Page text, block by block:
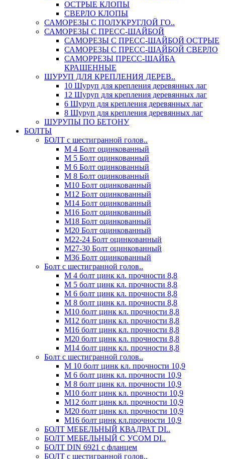
ОСТРЫЕ КЛОПЫ
СВЕРЛО КЛОПЫ
САМОРЕЗЫ С ПОЛУКРУГЛОЙ ГО..
САМОРЕЗЫ С ПРЕСС-ШАЙБОЙ
САМОРЕЗЫ С ПРЕСС-ШАЙБОЙ ОСТРЫЕ
САМОРЕЗЫ С ПРЕСС-ШАЙБОЙ СВЕРЛО
САМОРРЕЗЫ ПРЕСС-ШАЙБА
КРАШЕННЫЕ
ШУРУП ДЛЯ КРЕПЛЕНИЯ ДЕРЕВ..
10 Шуруп для крепления деревянных лаг
12 Шуруп для крепления деревянных лаг
6 Шуруп для крепления деревянных лаг
8 Шуруп для крепления деревянных лаг
ШУРУПЫ ПО БЕТОНУ
БОЛТЫ
БОЛТ с шестигранной голов..
М 4 Болт оцинкованный
М 5 Болт оцинкованный
М 6 Болт оцинкованный
М 8 Болт оцинкованный
М10 Болт оцинкованный
М12 Болт оцинкованный
М14 Болт оцинкованный
М16 Болт оцинкованный
М18 Болт оцинкованный
М20 Болт оцинкованный
М22-24 Болт оцинкованный
М27-30 Болт оцинкованный
М36 Болт оцинкованный
Болт с шестигранной голов..
М 4 болт цинк кл. прочности 8,8
М 5 болт цинк кл. прочности 8,8
М 6 болт цинк кл. прочности 8,8
М 8 болт цинк кл. прочности 8,8
М10 болт цинк кл. прочности 8,8
М12 болт цинк кл. прочности 8,8
М16 болт цинк кл. прочности 8,8
М20 болт цинк кл. прочности 8,8
М14 болт цинк кл. прочности 8,8
Болт с шестигранной голов..
М 10 болт цинк кл. прочности 10,9
М 6 болт цинк кл. прочности 10,9
М 8 болт цинк кл. прочности 10,9
М10 болт цинк кл. прочности 10,9
М12 болт цинк кл. прочности 10,9
М20 болт цинк кл. прочности 10,9
М16 болт цинк кл.прочности 10,9
БОЛТ МЕБЕЛЬНЫЙ КВАДРАТ DI..
БОЛТ МЕБЕЛЬНЫЙ С УСОМ DI..
БОЛТ DIN 6921 c фланцем
БОЛТ с шестигранной голов..